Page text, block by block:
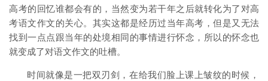
高考的回忆谁都会有的，当然变为若干年之后就转化为了对高
考语文作文的关心。其实这都是经历过当年高考，但是又无法
找到一点点跟当年的处境相同的事情进行怀念，所以的怀念也
就变成了对语文作文的吐槽。
时间就像是一把双刃剑，在给我们脸上课上皱纹的时候，